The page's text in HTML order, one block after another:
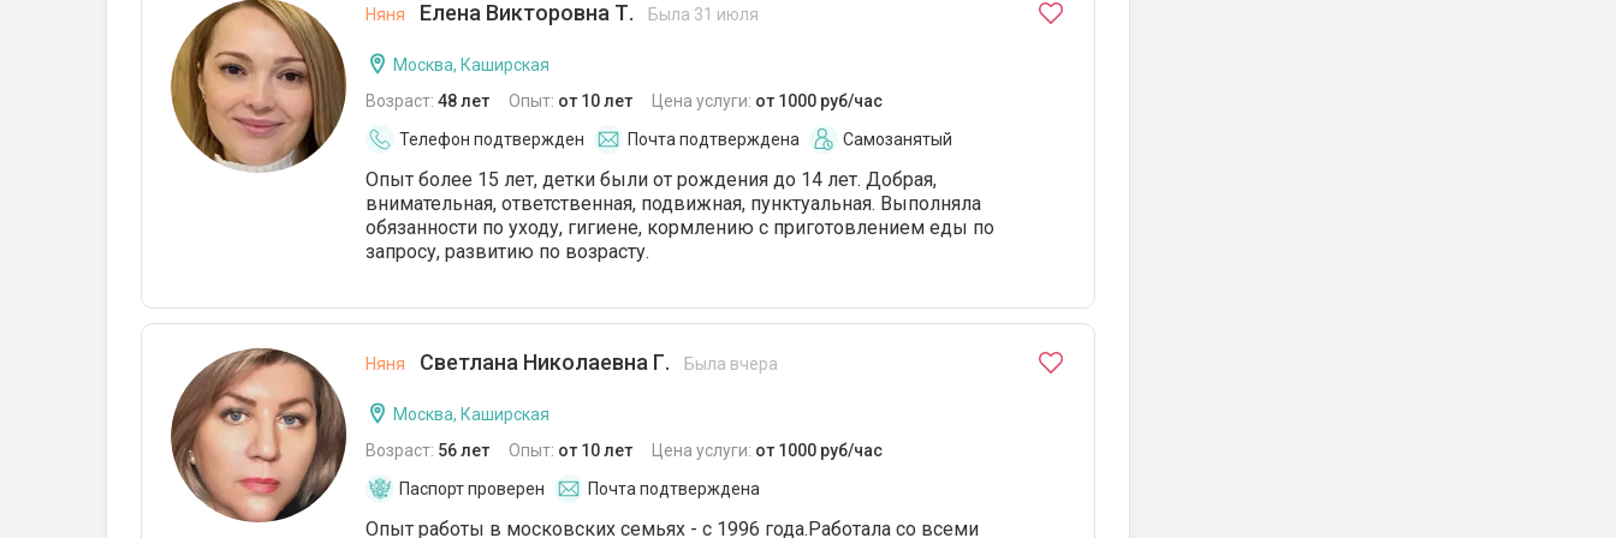
навстречу, если необходимо было
прийти раньше или задержаться. В
квартире были установлены
видеокамеры, что не смущало Инну
Викторовну. Мне необходимо выйти
на работу на полную занятость, а в
связи с работой в других семьях
няня не сможет мне помогать.
Очень жаль, что приходится
расставаться, няня за три месяца
стала для меня и дочери близким
Няня Елена Викторовна Т. Была 31 июля
Москва, Каширская
Возраст: 48 лет Опыт: от 10 лет Цена услуги: от 1000 руб/час
Телефон подтвержден
Почта подтверждена Самозанятый
Опыт более 15 лет, детки были от рождения до 14 лет. Добрая,
внимательная, ответственная, подвижная, пунктуальная. Выполняла
обязанности по уходу, гигиене, кормлению с приготовлением еды по
запросу, развитию по возрасту.
Няня Светлана Николаевна Г. Была вчера
Москва, Каширская
Возраст: 56 лет Опыт: от 10 лет Цена услуги: от 1000 руб/час
Паспорт проверен
Почта подтверждена
Опыт работы в московских семьях - с 1996 года.Работала со всеми